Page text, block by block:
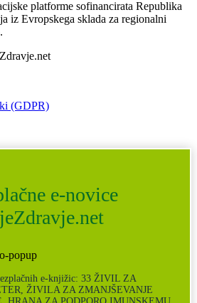
platforme sofinancirata Republika
iz Evropskega sklada za regionalni
(GDPR)
e-novice
e-knjižic: 33 ŽIVIL ZA
ŽIVILA ZA ZMANJŠEVANJE
HRANA ZA PODPORO IMUNSKEMU